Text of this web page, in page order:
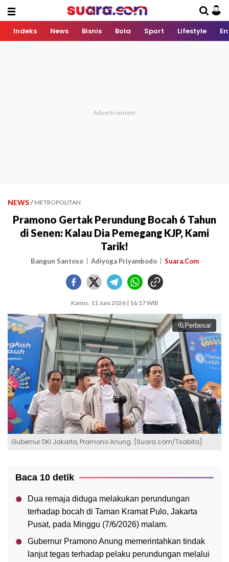
Indeks News Bisnis Bola Sport Lifestyle
NEWS / METROPOLITAN
Pramono Gertak Perundung Bocah 6 Tahun
di Senen: Kalau Dia Pemegang KJP, Kami
Tarik!
Bangun Santoso Adiyoga Priyambodo Suara.Com
Kamis, 11 Juni 2026 | 16:17 WIB
Perbesar
Gubernur DKI Jakarta, Pramono Anung. [Suara.com/Tsabita]
Baca 10 detik
Dua remaja diduga melakukan perundungan
terhadap bocah di Taman Kramat Pulo, Jakarta
Pusat, pada Minggu (7/6/2026) malam.
Gubernur Pramono Anung memerintahkan tindak
lanjut tegas terhadap pelaku perundungan melalui